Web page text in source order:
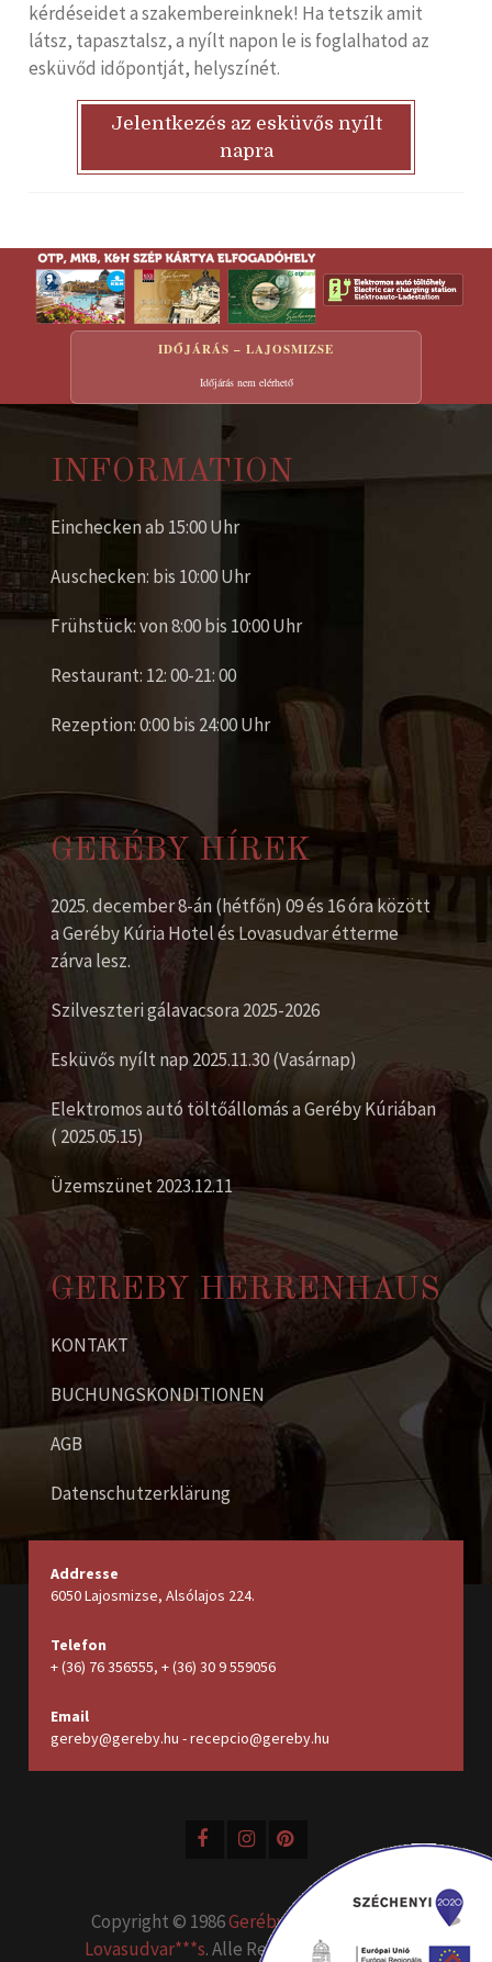
kérdéseidet a szakembereinknek! Ha tetszik amit
látsz, tapasztalsz, a nyílt napon le is foglalhatod az
esküvőd időpontját, helyszínét.
Jelentkezés az esküvős nyílt
napra
IDŐJÁRÁS – LAJOSMIZSE
Időjárás nem elérhető
INFORMATION
Einchecken ab 15:00 Uhr
Auschecken: bis 10:00 Uhr
Frühstück: von 8:00 bis 10:00 Uhr
Restaurant: 12: 00-21: 00
Rezeption: 0:00 bis 24:00 Uhr
GERÉBY HÍREK
2025. december 8-án (hétfőn) 09 és 16 óra között
a Geréby Kúria Hotel és Lovasudvar étterme
zárva lesz.
Szilveszteri gálavacsora 2025-2026
Esküvős nyílt nap 2025.11.30 (Vasárnap)
Elektromos autó töltőállomás a Geréby Kúriában
( 2025.05.15)
Üzemszünet 2023.12.11
GEREBY HERRENHAUS
KONTAKT
BUCHUNGSKONDITIONEN
AGB
Datenschutzerklärung
Addresse
6050 Lajosmizse, Alsólajos 224.
Telefon
+ (36) 76 356555, + (36) 30 9 559056
Email
gereby@gereby.hu - recepcio@gereby.hu
Copyright © 1986Geréby Kúria Hotel és
Lovasudvar***s. Alle Rechte vorbehalten.